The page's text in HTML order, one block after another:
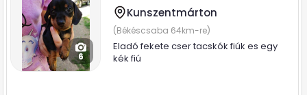
6
Kunszentmárton
(Békéscsaba 64km-re)
Eladó fekete cser tacskók fiúk es egy
kék fiú